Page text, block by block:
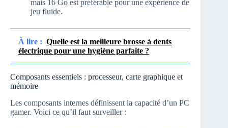
mais 16 Go est préférable pour une expérience de
jeu fluide.
À lire : Quelle est la meilleure brosse à dents
électrique pour une hygiène parfaite ?
Composants essentiels : processeur, carte graphique et
mémoire
Les composants internes définissent la capacité d’un PC
gamer. Voici ce qu’il faut surveiller :